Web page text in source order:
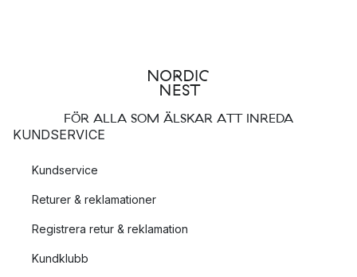
FÖR ALLA SOM ÄLSKAR ATT INREDA
KUNDSERVICE
Kundservice
Returer & reklamationer
Registrera retur & reklamation
Kundklubb